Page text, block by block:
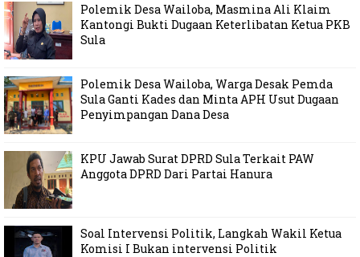
Polemik Desa Wailoba, Masmina Ali Klaim
Kantongi Bukti Dugaan Keterlibatan Ketua PKB
Sula
Polemik Desa Wailoba, Warga Desak Pemda
Sula Ganti Kades dan Minta APH Usut Dugaan
Penyimpangan Dana Desa
KPU Jawab Surat DPRD Sula Terkait PAW
Anggota DPRD Dari Partai Hanura
Soal Intervensi Politik, Langkah Wakil Ketua
Komisi I Bukan intervensi Politik